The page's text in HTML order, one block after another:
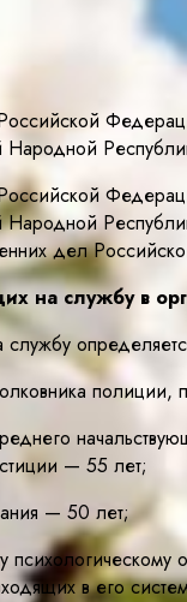
дел
на службу в
службу
— 55 лет;
— 50 лет;
в его